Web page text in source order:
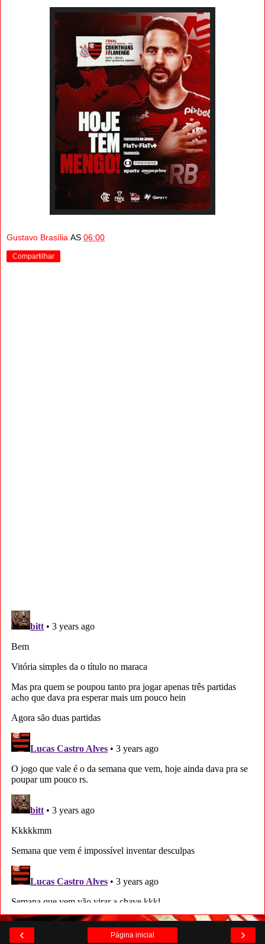
Gustavo Brasília AS 06:00
Compartilhar
‹ ›
Página inicial